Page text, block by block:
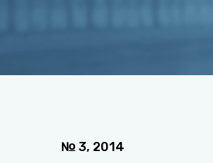
№ 3, 2014